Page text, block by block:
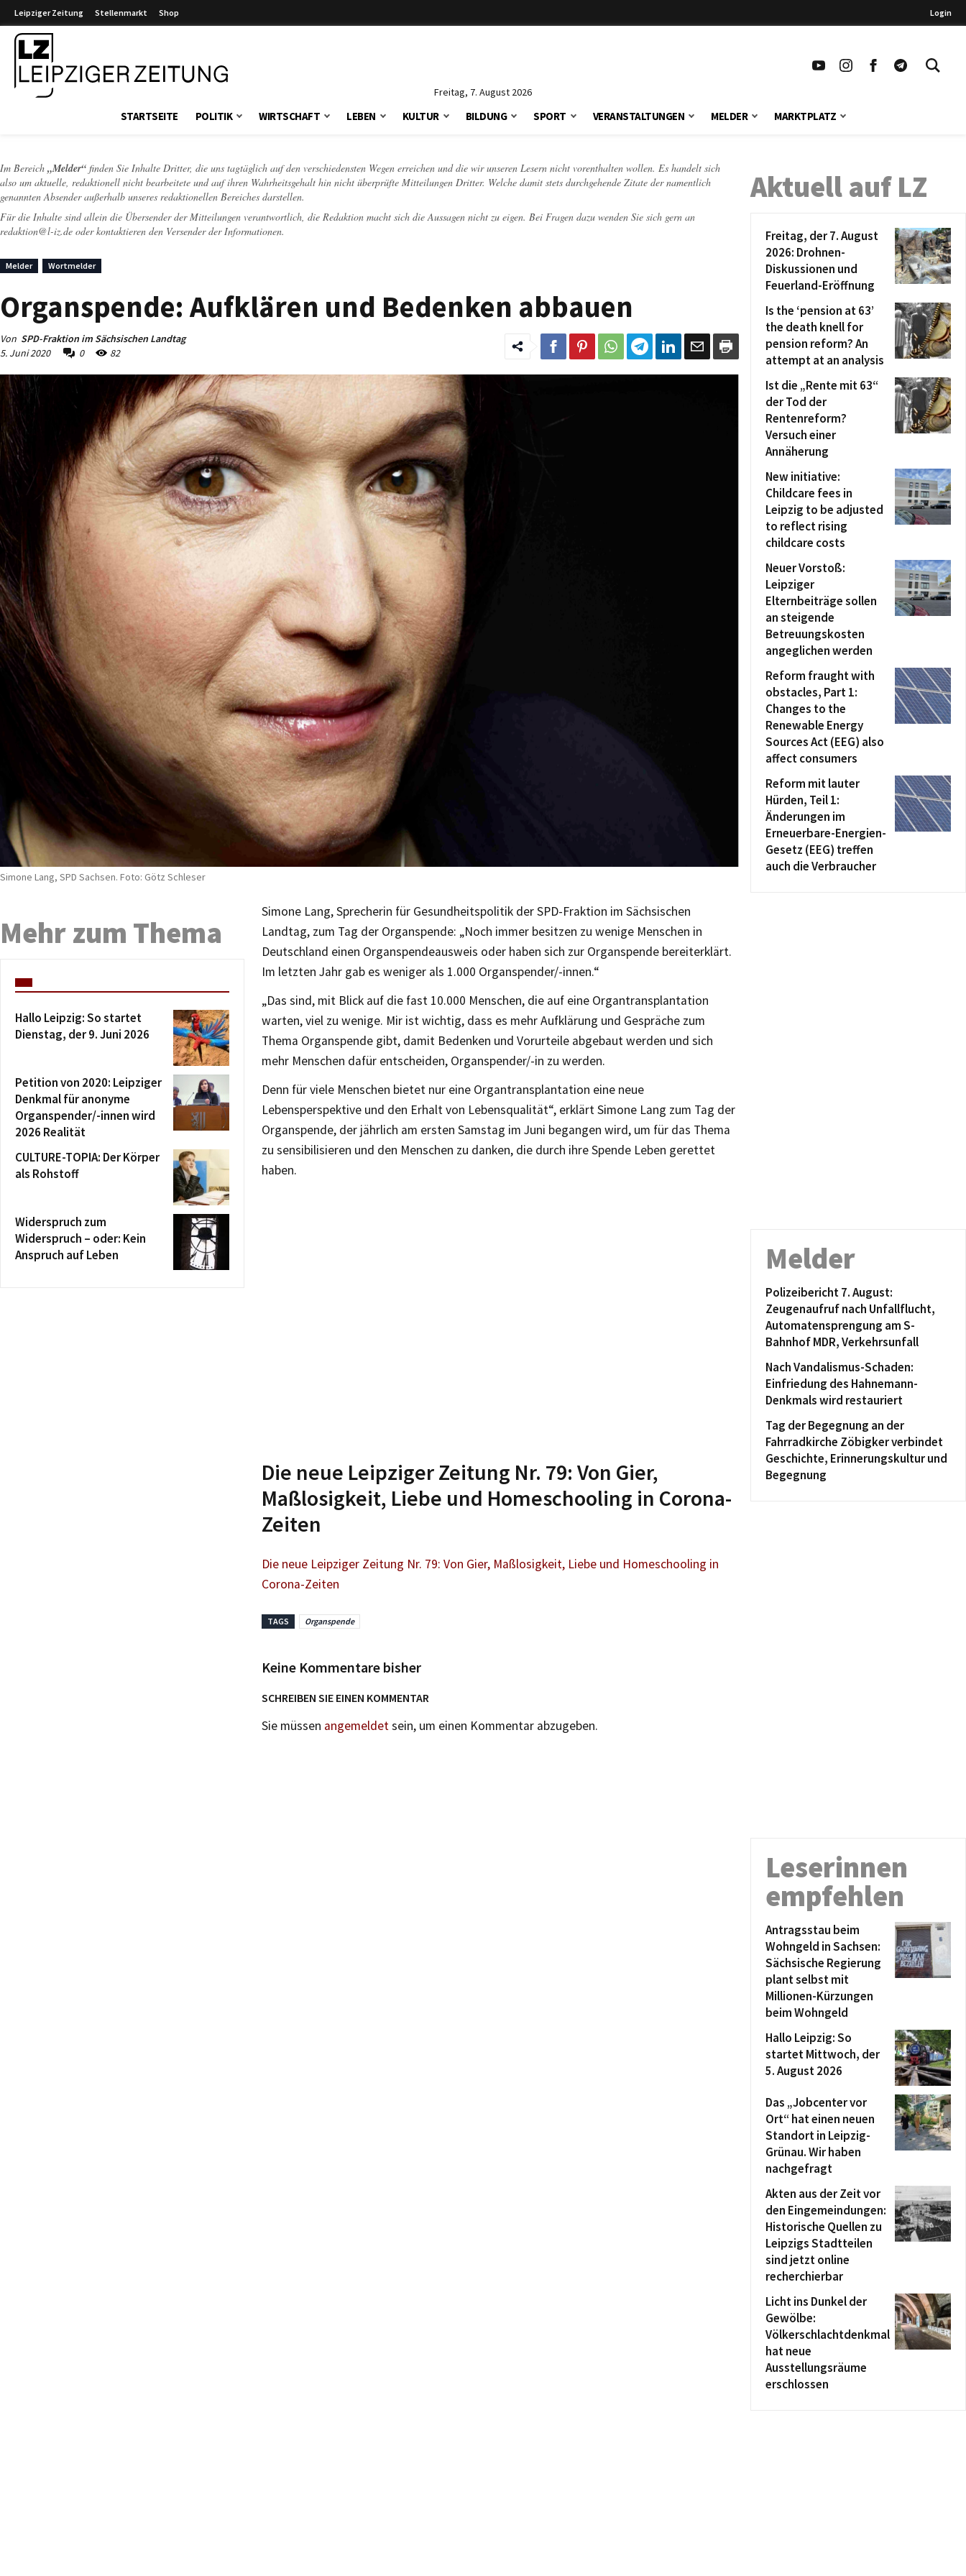
Leipziger Zeitung Stellenmarkt Shop Login
Freitag, 7. August 2026
STARTSEITE POLITIK WIRTSCHAFT LEBEN KULTUR BILDUNG SPORT VERANSTALTUNGEN MELDER MARKTPLATZ
Im Bereich „Melder“ finden Sie Inhalte Dritter, die uns tagtäglich auf den verschiedensten Wegen erreichen und die wir unseren Lesern nicht vorenthalten wollen. Es handelt sich
also um aktuelle, redaktionell nicht bearbeitete und auf ihren Wahrheitsgehalt hin nicht überprüfte Mitteilungen Dritter. Welche damit stets durchgehende Zitate der namentlich
genannten Absender außerhalb unseres redaktionellen Bereiches darstellen.
Für die Inhalte sind allein die Übersender der Mitteilungen verantwortlich, die Redaktion macht sich die Aussagen nicht zu eigen. Bei Fragen dazu wenden Sie sich gern an
redaktion@l-iz.de oder kontaktieren den Versender der Informationen.
Melder Wortmelder
Organspende: Aufklären und Bedenken abbauen
Von SPD-Fraktion im Sächsischen Landtag
5. Juni 2020
0 82
Simone Lang, SPD Sachsen. Foto: Götz Schleser
Simone Lang, Sprecherin für Gesundheitspolitik der SPD-Fraktion im Sächsischen
Landtag, zum Tag der Organspende: „Noch immer besitzen zu wenige Menschen in
Deutschland einen Organspendeausweis oder haben sich zur Organspende bereiterklärt.
Im letzten Jahr gab es weniger als 1.000 Organspender/-innen.“
„Das sind, mit Blick auf die fast 10.000 Menschen, die auf eine Organtransplantation
warten, viel zu wenige. Mir ist wichtig, dass es mehr Aufklärung und Gespräche zum
Thema Organspende gibt, damit Bedenken und Vorurteile abgebaut werden und sich
mehr Menschen dafür entscheiden, Organspender/-in zu werden.
Denn für viele Menschen bietet nur eine Organtransplantation eine neue
Lebensperspektive und den Erhalt von Lebensqualität“, erklärt Simone Lang zum Tag der
Organspende, der jährlich am ersten Samstag im Juni begangen wird, um für das Thema
zu sensibilisieren und den Menschen zu danken, die durch ihre Spende Leben gerettet
haben.
Die neue Leipziger Zeitung Nr. 79: Von Gier,
Maßlosigkeit, Liebe und Homeschooling in Corona-
Zeiten
Die neue Leipziger Zeitung Nr. 79: Von Gier, Maßlosigkeit, Liebe und Homeschooling in
Corona-Zeiten
TAGS Organspende
Keine Kommentare bisher
SCHREIBEN SIE EINEN KOMMENTAR
Sie müssen angemeldetsein, um einen Kommentar abzugeben.
Mehr zum Thema
Hallo Leipzig: So startet
Dienstag, der 9. Juni 2026
Petition von 2020: Leipziger
Denkmal für anonyme
Organspender/-innen wird
2026 Realität
CULTURE-TOPIA: Der Körper
als Rohstoff
Widerspruch zum
Widerspruch – oder: Kein
Anspruch auf Leben
Aktuell auf LZ
Freitag, der 7. August
2026: Drohnen-
Diskussionen und
Feuerland-Eröffnung
Is the ‘pension at 63’
the death knell for
pension reform? An
attempt at an analysis
Ist die „Rente mit 63“
der Tod der
Rentenreform?
Versuch einer
Annäherung
New initiative:
Childcare fees in
Leipzig to be adjusted
to reflect rising
childcare costs
Neuer Vorstoß:
Leipziger
Elternbeiträge sollen
an steigende
Betreuungskosten
angeglichen werden
Reform fraught with
obstacles, Part 1:
Changes to the
Renewable Energy
Sources Act (EEG) also
affect consumers
Reform mit lauter
Hürden, Teil 1:
Änderungen im
Erneuerbare-Energien-
Gesetz (EEG) treffen
auch die Verbraucher
Melder
Polizeibericht 7. August:
Zeugenaufruf nach Unfallflucht,
Automatensprengung am S-
Bahnhof MDR, Verkehrsunfall
Nach Vandalismus-Schaden:
Einfriedung des Hahnemann-
Denkmals wird restauriert
Tag der Begegnung an der
Fahrradkirche Zöbigker verbindet
Geschichte, Erinnerungskultur und
Begegnung
Leserinnen
empfehlen
Antragsstau beim
Wohngeld in Sachsen:
Sächsische Regierung
plant selbst mit
Millionen-Kürzungen
beim Wohngeld
Hallo Leipzig: So
startet Mittwoch, der
5. August 2026
Das „Jobcenter vor
Ort“ hat einen neuen
Standort in Leipzig-
Grünau. Wir haben
nachgefragt
Akten aus der Zeit vor
den Eingemeindungen:
Historische Quellen zu
Leipzigs Stadtteilen
sind jetzt online
recherchierbar
Licht ins Dunkel der
Gewölbe:
Völkerschlachtdenkmal
hat neue
Ausstellungsräume
erschlossen